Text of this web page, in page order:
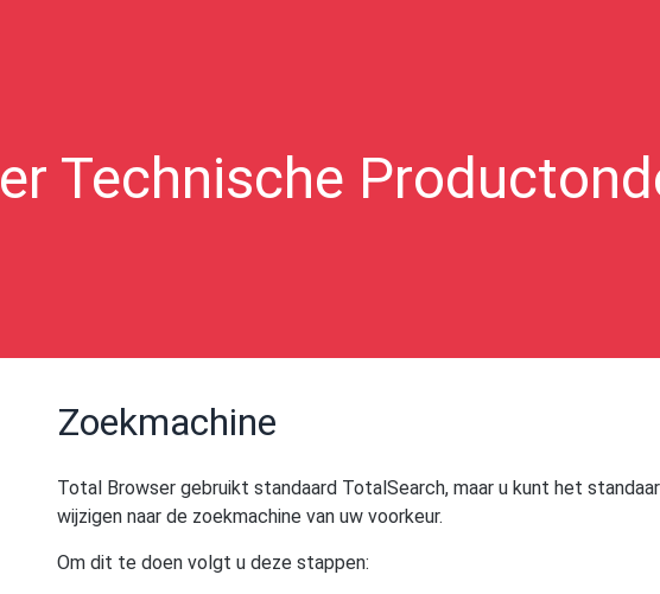
Technische
Zoekmachine
Total Browser gebruikt standaard TotalSearch, maar u kunt het
wijzigen naar de zoekmachine van uw voorkeur.
Om dit te doen volgt u deze stappen: